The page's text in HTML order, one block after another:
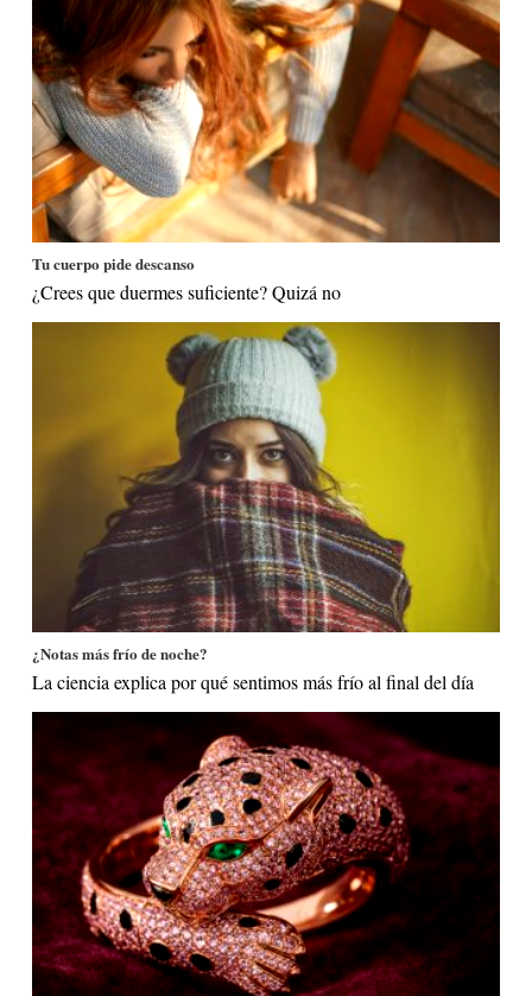
Tu cuerpo pide descanso
¿Crees que duermes suficiente? Quizá no
¿Notas más frío de noche?
La ciencia explica por qué sentimos más frío al final del día